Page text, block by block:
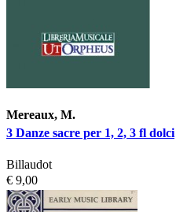
Mereaux, M.
3 Danze sacre per 1, 2, 3 fl dolci
Billaudot
€ 9,00